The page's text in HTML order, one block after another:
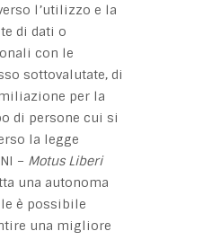
l’utilizzo e la
di dati o
con le
sottovalutate, di
per la
di persone cui si
la legge
– Motus Liberi
una autonoma
è possibile
una migliore